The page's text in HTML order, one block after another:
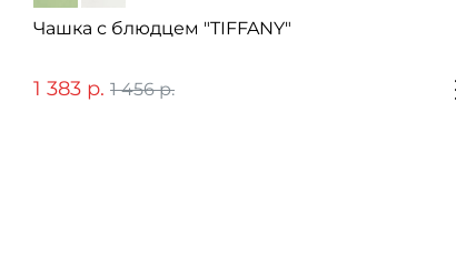
Чашка с блюдцем "TIFFANY"
1 383 р. 1 456 р.